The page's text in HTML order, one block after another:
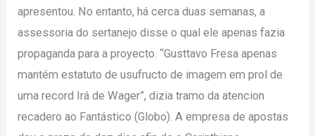
apresentou. No entanto, há cerca duas semanas, a
assessoria do sertanejo disse o qual ele apenas fazia
propaganda para a proyecto. “Gusttavo Fresa apenas
mantém estatuto de usufructo de imagem em prol de
uma record Irá de Wager”, dizia tramo da atencion
recadero ao Fantástico (Globo). A empresa de apostas